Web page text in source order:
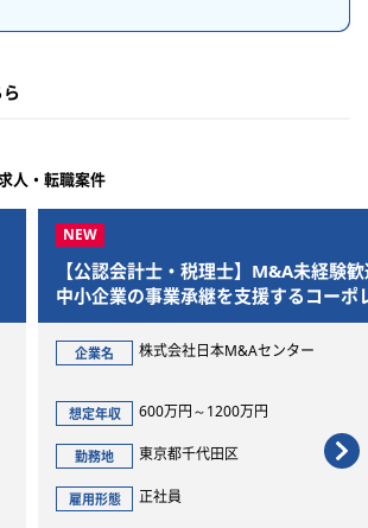
人・転職案件
士・税理士】M&A未経験歓迎！
事業承継を支援するコーポレー
ザー
株式会社日本M&Aセンター
600万円～1200万円
東京都千代田区
経営
算か
を一
勤